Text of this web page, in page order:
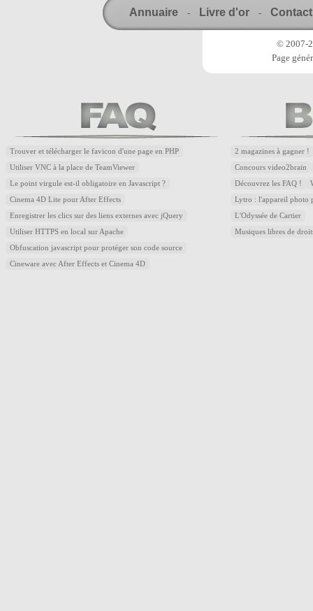
Annuaire - Livre d'or - Contact
© 2007-
Page
Trouver et télécharger le favicon d'une page en PHP
Utiliser VNC à la place de TeamViewer
Le point virgule est-il obligatoire en Javascript ?
Cinema 4D Lite pour After Effects
Enregistrer les clics sur des liens externes avec jQuery
Utiliser HTTPS en local sur Apache
Obfuscation javascript pour protéger son code source
Cineware avec After Effects et Cinema 4D
2 magazines à gagner !
Concours video2brain
Découvrez les FAQ !
Lytro : l'appareil photo
L'Odyssée de Cartier
Musiques libres de